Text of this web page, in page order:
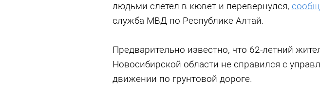
людьми слетел в кювет и перевернулся,
служба МВД по Республике Алтай.
Предварительно известно, что 62-летний
Новосибирской области не справился с
движении по грунтовой дороге.